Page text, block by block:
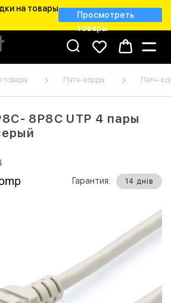
на товары
Просмотреть
товары
товары Патч-корды Патч-
8Р8С UTP 4 пары
Гарантия: 14 днів